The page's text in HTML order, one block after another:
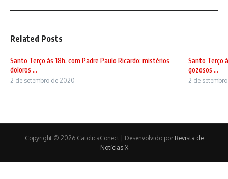
Related Posts
Santo Terço às 18h, com Padre Paulo Ricardo: mistérios
doloros ...
2 de setembro de 2020
Santo Terço
gozosos ...
2 de
Copyright © 2026 CatolicaConect | Desenvolvido por Revista de
Notícias X